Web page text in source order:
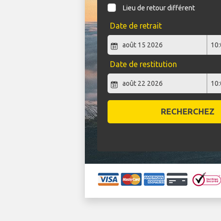
Lieu de retour différent
Date de retrait
Date de restitution
RECHERCHEZ